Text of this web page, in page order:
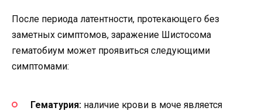
После периода латентности, протекающего без
заметных симптомов, заражение Шистосома
гематобиум может проявиться следующими
симптомами:
Гематурия: наличие крови в моче является